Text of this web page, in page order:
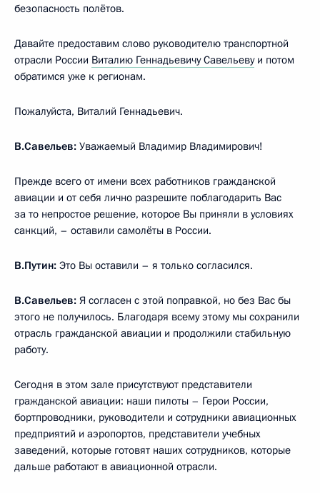
безопасность полётов.
Давайте предоставим слово руководителю транспортной
отрасли России Виталию Геннадьевичу Савельевуи потом
обратимся уже к регионам.
Пожалуйста, Виталий Геннадьевич.
В.Савельев: Уважаемый Владимир Владимирович!
Прежде всего от имени всех работников гражданской
авиации и от себя лично разрешите поблагодарить Вас
за то непростое решение, которое Вы приняли в условиях
санкций, – оставили самолёты в России.
В.Путин: Это Вы оставили – я только согласился.
В.Савельев: Я согласен с этой поправкой, но без Вас бы
этого не получилось. Благодаря всему этому мы сохранили
отрасль гражданской авиации и продолжили стабильную
работу.
Сегодня в этом зале присутствуют представители
гражданской авиации: наши пилоты – Герои России,
бортпроводники, руководители и сотрудники авиационных
предприятий и аэропортов, представители учебных
заведений, которые готовят наших сотрудников, которые
дальше работают в авиационной отрасли.